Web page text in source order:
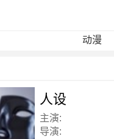
动漫
人设
主演:
导演: